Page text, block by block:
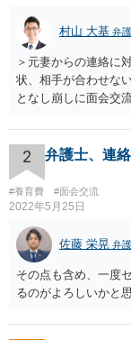
村山 大基 弁
＞元妻からの連絡に
状、相手が合わせな
となし崩しに面会交
ありますが、お書き
ね。 今後の対応と
間接強制といって、
考えられると思いま
てもいいと思います。
2 弁護士、連
#養育費 #面会交流
2022年5月25日
佐藤 栄晃 弁
その点も含め、一度
るのがよろしいかと